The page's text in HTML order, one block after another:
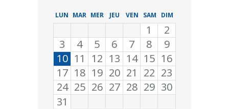
LUN MAR MER JEU VEN SAM DIM
1
2
3
4 5 6 7 8
9
10 11 12 13 14 15 16
17 18 19 20 21 22 23
24 25 26 27 28 29 30
31